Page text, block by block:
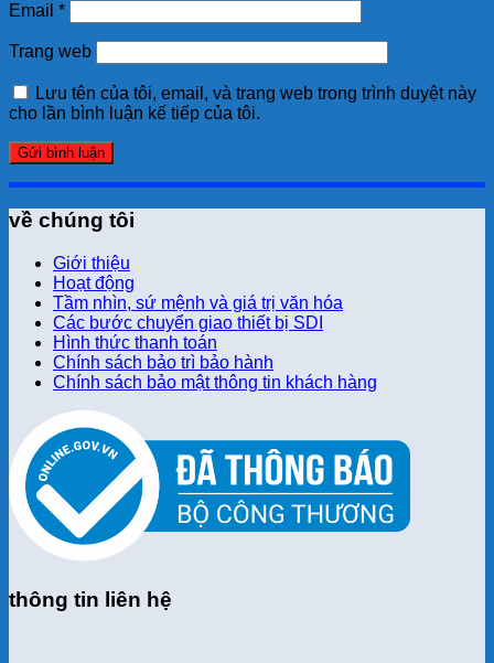
Email *
Trang web
Lưu tên của tôi, email, và trang web trong trình duyệt này
cho lần bình luận kế tiếp của tôi.
về chúng tôi
Giới thiệu
Hoạt động
Tầm nhìn, sứ mệnh và giá trị văn hóa
Các bước chuyển giao thiết bị SDI
Hình thức thanh toán
Chính sách bảo trì bảo hành
Chính sách bảo mật thông tin khách hàng
thông tin liên hệ